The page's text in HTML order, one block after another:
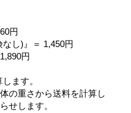
円
なし)』＝ 1,450円
円
ます。
の重さから送料を計算し
せします。